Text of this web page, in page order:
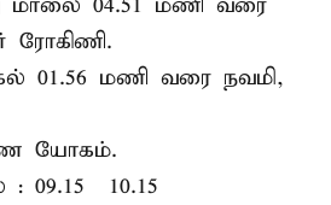
ரோகிணி.
01.56 மணி வரை நவமி,
யோகம்.
– 10.15